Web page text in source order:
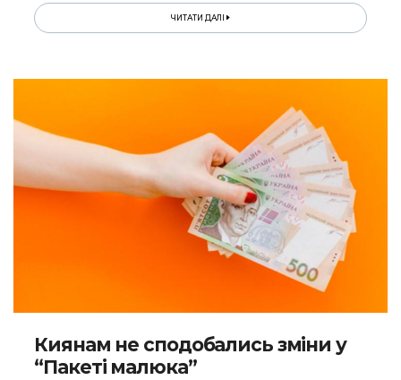
ЧИТАТИ ДАЛІ
Киянам не сподобались зміни у
“Пакеті малюка”